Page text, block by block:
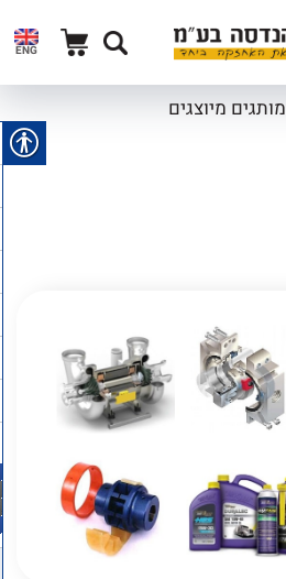
ENG
מותגים מיוצגים